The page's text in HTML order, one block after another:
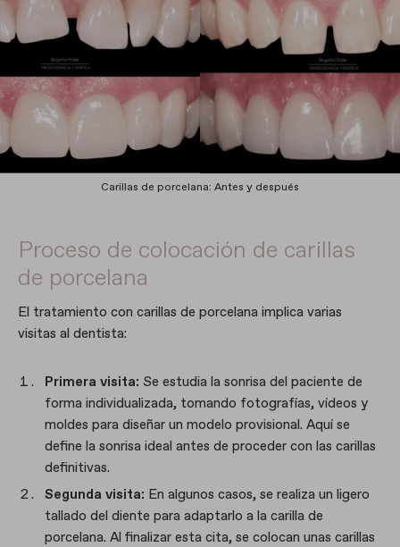
Carillas de porcelana: Antes y después
Proceso de colocación de carillas
de porcelana
El tratamiento con carillas de porcelana implica varias
visitas al dentista:
Primera visita: Se estudia la sonrisa del paciente de
forma individualizada, tomando fotografías, vídeos y
moldes para diseñar un modelo provisional. Aquí se
define la sonrisa ideal antes de proceder con las carillas
definitivas.
Segunda visita: En algunos casos, se realiza un ligero
tallado del diente para adaptarlo a la carilla de
porcelana. Al finalizar esta cita, se colocan unas carillas